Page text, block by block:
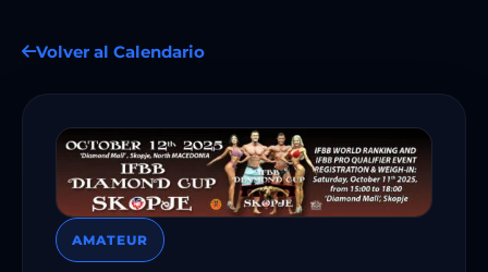
Volver al Calendario
AMATEUR